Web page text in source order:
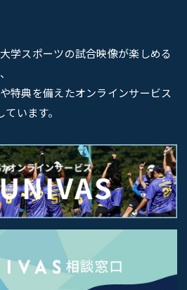
学スポーツの試合映像が楽しめる
特典を備えたオンラインサービス
います。